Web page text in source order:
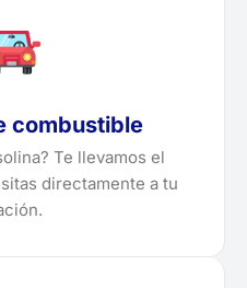
combustible
Te llevamos el
directamente a tu